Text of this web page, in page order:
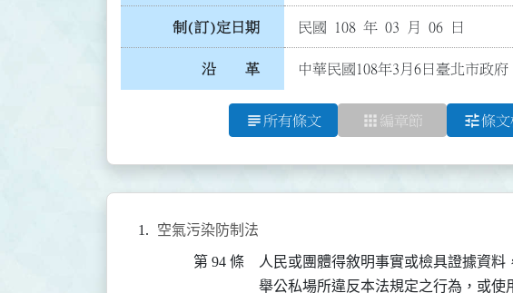
制(訂)定日期 民國 108 年 03 月 06 日
沿 革 中華民國108年3月6日臺北市政
subject 所有條文 apps 編章節 tune條文
空氣污染防制法
第 94 條
人民或團體得敘明事實或檢具證據資
舉公私場所違反本法規定之行為，或使